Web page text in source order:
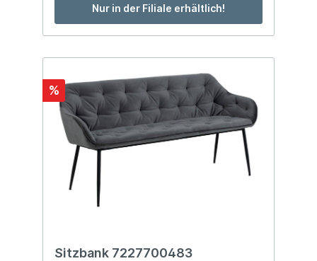
Nur in der Filiale erhältlich!
%
Sitzbank 7227700483